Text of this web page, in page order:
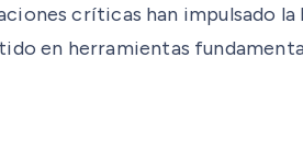
críticas han impulsado la
en herramientas